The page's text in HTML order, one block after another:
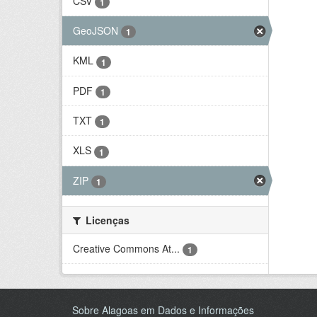
GeoJSON 1
KML 1
PDF 1
TXT 1
XLS 1
ZIP 1
Licenças
Creative Commons At...
1
Sobre Alagoas em Dados e Informações